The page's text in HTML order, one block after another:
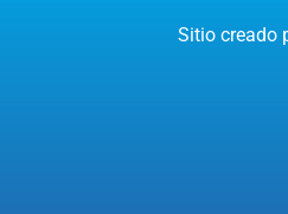
Sitio creado